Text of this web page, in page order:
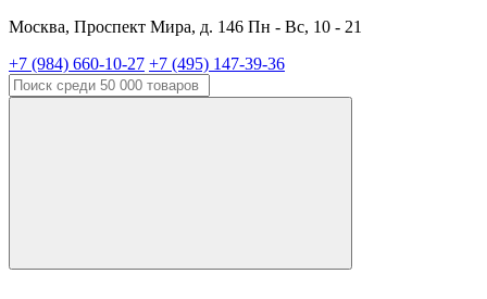
Москва, Проспект Мира, д. 146 Пн - Вс, 10 - 21
+7 (984) 660-10-27 +7 (495) 147-39-36